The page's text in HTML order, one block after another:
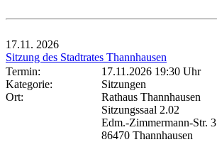
17.11. 2026
Sitzung des Stadtrates Thannhausen
Termin:
17.11.2026 19:30 Uhr
Kategorie:
Sitzungen
Ort:
Rathaus Thannhausen
Sitzungssaal 2.02
Edm.-Zimmermann-Str. 3
86470 Thannhausen